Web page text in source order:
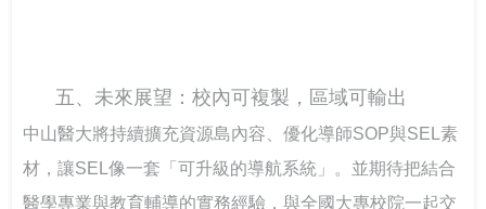
五、未來展望：校內可複製，區域可輸出
中山醫大將持續擴充資源島內容、優化導師SOP與SEL素
材，讓SEL像一套「可升級的導航系統」。並期待把結合
醫學專業與教育輔導的實務經驗，與全國大專校院一起交